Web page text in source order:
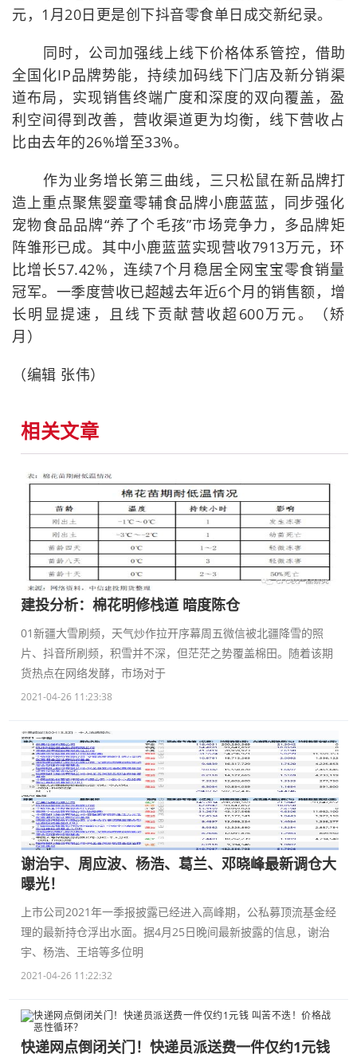
元，1月20日更是创下抖音零食单日成交新纪录。
同时，公司加强线上线下价格体系管控，借助
全国化IP品牌势能，持续加码线下门店及新分销渠
道布局，实现销售终端广度和深度的双向覆盖，盈
利空间得到改善，营收渠道更为均衡，线下营收占
比由去年的26%增至33%。
作为业务增长第三曲线，三只松鼠在新品牌打
造上重点聚焦婴童零辅食品牌小鹿蓝蓝，同步强化
宠物食品品牌“养了个毛孩”市场竞争力，多品牌矩
阵雏形已成。其中小鹿蓝蓝实现营收7913万元，环
比增长57.42%，连续7个月稳居全网宝宝零食销量
冠军。一季度营收已超越去年近6个月的销售额，增
长明显提速，且线下贡献营收超600万元。（矫
月）
（编辑 张伟）
相关文章
建投分析：棉花明修栈道 暗度陈仓
01新疆大雪刷频，天气炒作拉开序幕周五微信被北疆降雪的照
片、抖音所刷频，积雪并不深，但茫茫之势覆盖棉田。随着该期
货热点在网络发酵，市场对于
2021-04-26 11:23:38
谢治宇、周应波、杨浩、葛兰、邓晓峰最新调仓大
曝光！
上市公司2021年一季报披露已经进入高峰期，公私募顶流基金经
理的最新持仓浮出水面。据4月25日晚间最新披露的信息，谢治
宇、杨浩、王培等多位明
2021-04-26 11:22:32
快递网点倒闭关门！快递员派送费一件仅约1元钱